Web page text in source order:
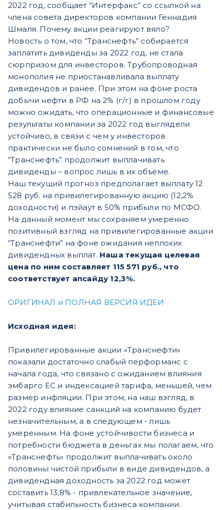
2022 год, сообщает “Интерфакс” со ссылкой на
члена совета директоров компании Геннадия
Шмаля. Почему акции реагируют вяло?
Новость о том, что “Транснефть” собирается
заплатить дивиденды за 2022 год, не стала
сюрпризом для инвесторов. Трубопроводная
монополия не приостанавливала выплату
дивидендов и ранее. При этом на фоне роста
добычи нефти в РФ на 2% (г/г) в прошлом году
можно ожидать, что операционные и финансовые
результаты компании за 2022 год выглядели
устойчиво, в связи с чем у инвесторов
практически не было сомнений в том, что
“Транснефть” продолжит выплачивать
дивиденды – вопрос лишь в их объёме.
Наш текущий прогноз предполагает выплату 12
528 руб. на привилегированную акцию (12,2%
доходности) и пэйаут в 50% прибыли по МСФО.
На данный момент мы сохраняем умеренно
позитивный взгляд на привилегированные акции
“Транснефти” на фоне ожидания неплохих
дивидендных выплат. Наша текущая целевая
цена по ним составляет 115 571 руб., что
соответствует апсайду 12,3%.
ОРИГИНАЛ и ПОЛНАЯ ВЕРСИЯ ИДЕИ
Исходная идея:
Привилегированные акции «Транснефти»
показали достаточно слабый перформанс с
начала года, что связано с ожиданием влияния
эмбарго ЕС и индексацией тарифа, меньшей, чем
размер инфляции. При этом, на наш взгляд, в
2022 году влияние санкций на компанию будет
незначительным, а в следующем - лишь
умеренным. На фоне устойчивости бизнеса и
потребности бюджета в деньгах мы полагаем, что
«Транснефть» продолжит выплачивать около
половины чистой прибыли в виде дивидендов, а
дивидендная доходность за 2022 год может
составить 13,8% - привлекательное значение,
учитывая стабильность бизнеса компании.